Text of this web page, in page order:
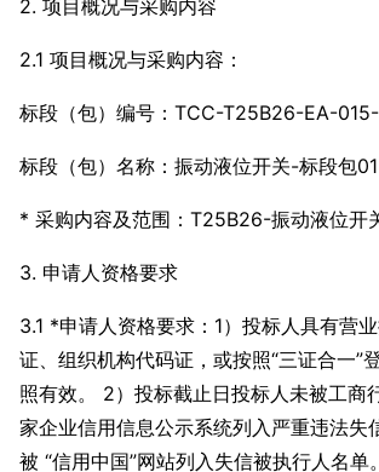
2. 项目概况与采购内容
2.1 项目概况与采购内容：
标段（包）编号：TCC-T25B26-EA-
标段（包）名称：振动液位开关-标段包01
* 采购内容及范围：T25B26-振动液位开
3. 申请人资格要求
3.1 *申请人资格要求：1）投标人具有营
证、组织机构代码证，或按照“三证合一”
照有效。 2）投标截止日投标人未被工商
家企业信用信息公示系统列入严重违法失
被 “信用中国”网站列入失信被执行人名单